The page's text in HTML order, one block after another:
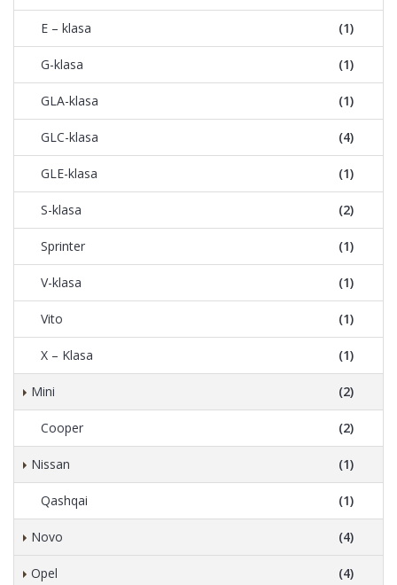
E – klasa (1)
G-klasa (1)
GLA-klasa (1)
GLC-klasa (4)
GLE-klasa (1)
S-klasa (2)
Sprinter (1)
V-klasa (1)
Vito (1)
X – Klasa (1)
Mini (2)
Cooper (2)
Nissan (1)
Qashqai (1)
Novo (4)
Opel (4)